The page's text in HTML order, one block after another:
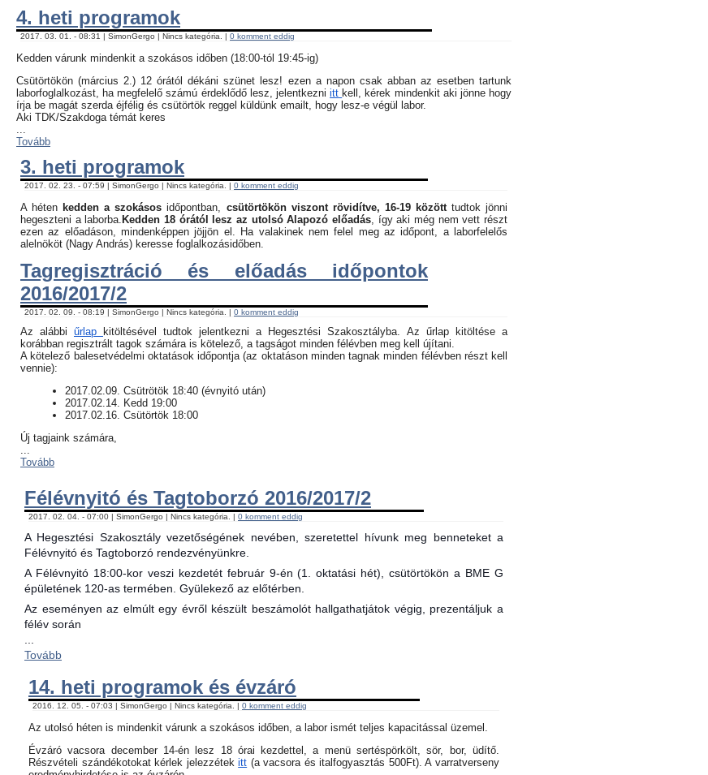
4. heti programok
2017. 03. 01. - 08:31 | SimonGergo | Nincs kategória. | 0 komment eddig
Kedden várunk mindenkit a szokásos időben (18:00-tól 19:45-ig)
Csütörtökön (március 2.) 12 órától dékáni szünet lesz! ezen a napon csak abban az esetben tartunk
laborfoglalkozást, ha megfelelő számú érdeklődő lesz, jelentkezniitt kell, kérek mindenkit aki jönne hogy
írja be magát szerda éjfélig és csütörtök reggel küldünk emailt, hogy lesz-e végül labor.
Aki TDK/Szakdoga témát keres
Tovább
3. heti programok
2017. 02. 23. - 07:59 | SimonGergo | Nincs kategória. | 0 komment eddig
A héten kedden a szokásos időpontban, csütörtökön viszont rövidítve, 16-19 között tudtok jönni
hegeszteni a laborba.Kedden 18 órától lesz az utolsó Alapozó előadás , így aki még nem vett részt
ezen az előadáson, mindenképpen jöjjön el. Ha valakinek nem felel meg az időpont, a laborfelelős
alelnököt (Nagy András) keresse foglalkozásidőben.
Tagregisztráció és előadás időpontok
2016/2017/2
2017. 02. 09. - 08:19 | SimonGergo | Nincs kategória. | 0 komment eddig
Az alábbi űrlap
kitöltésével tudtok jelentkezni a Hegesztési Szakosztályba. Az űrlap kitöltése a
korábban regisztrált tagok számára is kötelező, a tagságot minden félévben meg kell újítani.
​A kötelező balesetvédelmi oktatások időpontja (az oktatáson minden tagnak minden félévben részt kell
vennie):
​2017.02.09. Csütrötök 18:40 (évnyitó után)
2017.02.14. Kedd 19:00
2017.02.16. Csütörtök 18:00
Új tagjaink számára,
...
Tovább
Félévnyitó és Tagtoborzó 2016/2017/2
2017. 02. 04. - 07:00 | SimonGergo | Nincs kategória. | 0 komment eddig
A Hegesztési Szakosztály vezetőségének nevében, szeretettel hívunk meg benneteket a
Félévnyitó és Tagtoborzó rendezvényünkre.
A Félévnyitó 18:00-kor veszi kezdetét február 9-én (1. oktatási hét), csütörtökön a BME G
épületének 120-as termében. Gyülekező az előtérben.
Az eseményen az elmúlt egy évről készült beszámolót hallgathatjátok végig, prezentáljuk a
félév során
...
Tovább
14. heti programok és évzáró
2016. 12. 05. - 07:03 | SimonGergo | Nincs kategória. | 0 komment eddig
Az utolsó héten is mindenkit várunk a szokásos időben, a labor ismét teljes kapacitással üzemel.
Évzáró vacsora december 14-én lesz 18 órai kezdettel, a menü sertéspörkölt, sör, bor, üdítő.
Részvételi szándékotokat kérlek jelezzétekitt (a vacsora és italfogyasztás 500Ft). A varratverseny